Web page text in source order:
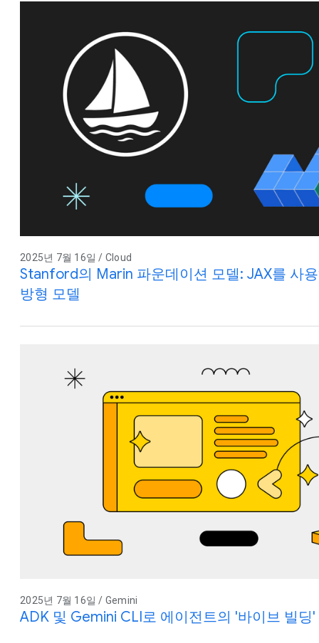
2025년 7월 16일 / Cloud
Stanford의 Marin 파운데이션 모델: JAX를 사
방형 모델
2025년 7월 16일 / Gemini
ADK 및 Gemini CLI로 에이전트의 '바이브 빌딩